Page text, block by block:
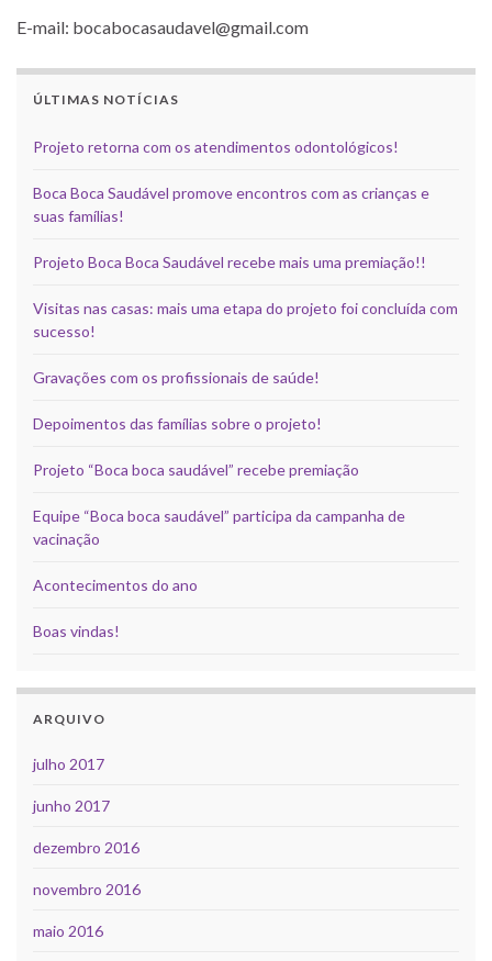
E-mail: bocabocasaudavel@gmail.com
ÚLTIMAS NOTÍCIAS
Projeto retorna com os atendimentos odontológicos!
Boca Boca Saudável promove encontros com as crianças e
suas famílias!
Projeto Boca Boca Saudável recebe mais uma premiação!!
Visitas nas casas: mais uma etapa do projeto foi concluída com
sucesso!
Gravações com os profissionais de saúde!
Depoimentos das famílias sobre o projeto!
Projeto “Boca boca saudável” recebe premiação
Equipe “Boca boca saudável” participa da campanha de
vacinação
Acontecimentos do ano
Boas vindas!
ARQUIVO
julho 2017
junho 2017
dezembro 2016
novembro 2016
maio 2016